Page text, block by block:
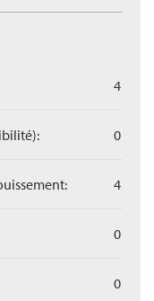
4
0
4
0
0